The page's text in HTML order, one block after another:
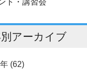
ト・講習会
アーカイブ
(62)